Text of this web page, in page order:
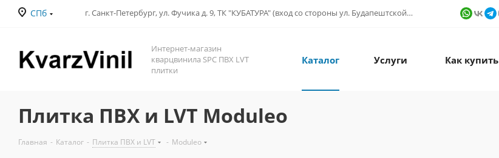
СПб г. Санкт-Петербург, ул. Фучика д. 9, ТК "КУБАТУРА" (вход со стороны ул. Будапештской) № 1в.541
Интернет-магазин
кварцвинила SPC ПВХ LVT
плитки
Каталог Услуги Как купить
Плитка ПВХ и LVT Moduleo
Главная - Каталог - Плитка ПВХ и LVT - Moduleo